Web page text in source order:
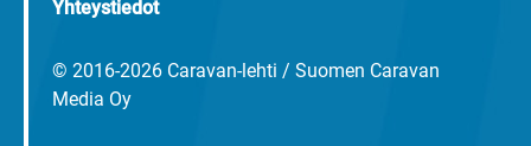
Yhteystiedot
© 2016-2026 Caravan-lehti / Suomen Caravan
Media Oy